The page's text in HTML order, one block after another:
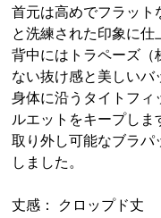
首元は高めでフラット
と洗練された印象に仕
背中にはトラペーズ（
ない抜け感と美しいバ
身体に沿うタイトフィ
ルエットをキープしま
取り外し可能なブラパ
しました。
丈感： クロップド丈